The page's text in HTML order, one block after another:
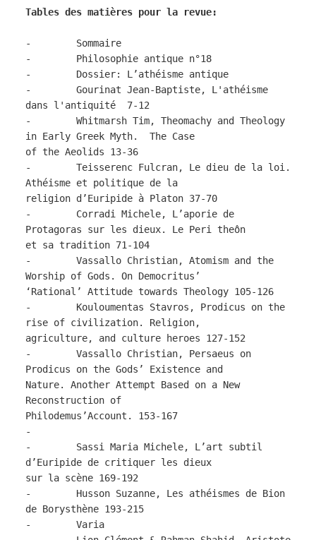
Tables des matières pour la revue:
- Sommaire
- Philosophie antique n°18
- Dossier: L’athéisme antique
- Gourinat Jean-Baptiste, L'athéisme
dans l'antiquité 7-12
- Whitmarsh Tim, Theomachy and Theology
in Early Greek Myth. The Case
of the Aeolids 13-36
- Teisserenc Fulcran, Le dieu de la loi.
Athéisme et politique de la
religion d’Euripide à Platon 37-70
- Corradi Michele, L’aporie de
Protagoras sur les dieux. Le Peri theôn
et sa tradition 71-104
- Vassallo Christian, Atomism and the
Worship of Gods. On Democritus’
‘Rational’ Attitude towards Theology 105-126
- Kouloumentas Stavros, Prodicus on the
rise of civilization. Religion,
agriculture, and culture heroes 127-152
- Vassallo Christian, Persaeus on
Prodicus on the Gods’ Existence and
Nature. Another Attempt Based on a New
Reconstruction of
Philodemus’Account. 153-167
-
- Sassi Maria Michele, L’art subtil
d’Euripide de critiquer les dieux
sur la scène 169-192
- Husson Suzanne, Les athéismes de Bion
de Borysthène 193-215
- Varia